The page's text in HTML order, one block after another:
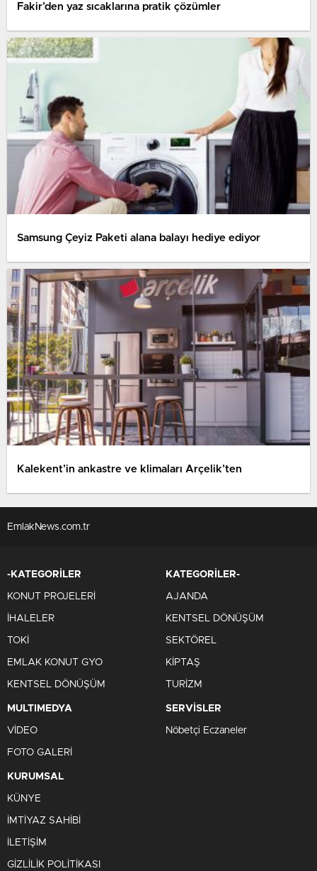
Fakir’den yaz sıcaklarına pratik çözümler
Samsung Çeyiz Paketi alana balayı hediye ediyor
Kalekent’in ankastre ve klimaları Arçelik’ten
EmlakNews.com.tr
-KATEGORİLER
KONUT PROJELERİ
İHALELER
TOKİ
EMLAK KONUT GYO
KENTSEL DÖNÜŞÜM
KATEGORİLER-
AJANDA
KENTSEL DÖNÜŞÜM
SEKTÖREL
KİPTAŞ
TURİZM
MULTIMEDYA
VİDEO
FOTO GALERİ
SERVİSLER
Nöbetçi Eczaneler
KURUMSAL
KÜNYE
İMTİYAZ SAHİBİ
İLETİŞİM
GİZLİLİK POLİTİKASI